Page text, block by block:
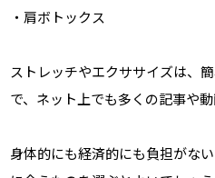
・肩ボトックス
ストレッチやエクササイズは、
で、ネット上でも多くの記事や
身体的にも経済的にも負担がな